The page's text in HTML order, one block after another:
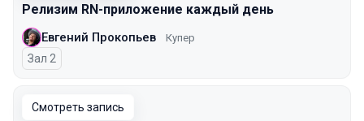
Релизим RN-приложение каждый день
Евгений Прокопьев Купер
Зал 2
Смотреть запись